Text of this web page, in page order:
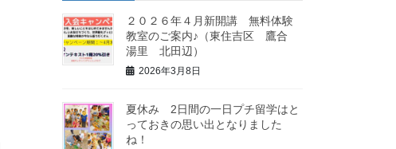
２０２６年４月新開講 無料体験
教室のご案内♪（東住吉区 鷹合
湯里 北田辺）
2026年3月8日
夏休み 2日間の一日プチ留学はと
っておきの思い出となりました
ね！